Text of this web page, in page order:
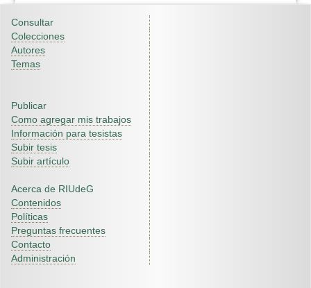
Consultar
Colecciones
Autores
Temas
Publicar
Como agregar mis trabajos
Información para tesistas
Subir tesis
Subir artículo
Acerca de RIUdeG
Contenidos
Políticas
Preguntas frecuentes
Contacto
Administración